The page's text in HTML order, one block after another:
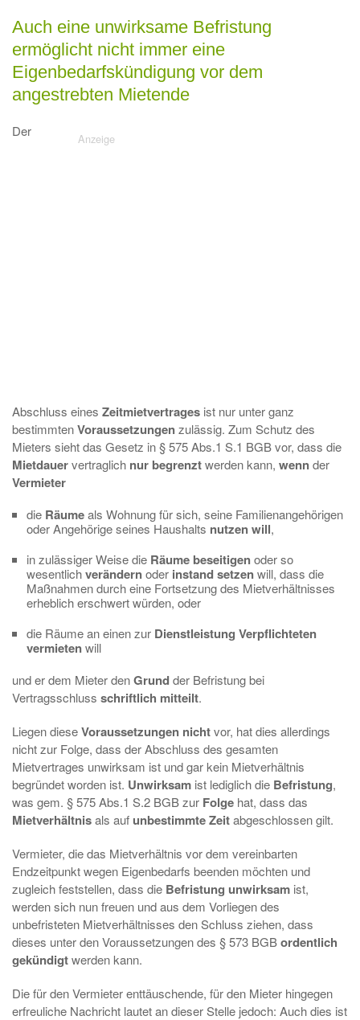
Auch eine unwirksame Befristung
ermöglicht nicht immer eine
Eigenbedarfskündigung vor dem
angestrebten Mietende
Der
Abschluss eines Zeitmietvertrages ist nur unter ganz
bestimmtenVoraussetzungenzulässig. Zum Schutz des
Mieters sieht das Gesetz in § 575 Abs.1 S.1 BGB vor, dass die
Mietdauervertraglich nur begrenztwerden kann, wennder
Vermieter
die Räumeals Wohnung für sich, seine Familienangehörigen
oder Angehörige seines Haushalts nutzenwill,
in zulässiger Weise die Räume beseitigenoder so
wesentlichverändernoder instandsetzenwill, dass die
Maßnahmen durch eine Fortsetzung des Mietverhältnisses
erheblich erschwert würden, oder
die Räume an einen zur Dienstleistung Verpflichteten
vermietenwill
und er dem Mieter denGrundder Befristung bei
Vertragsschluss schriftlich mitteilt.
Liegen dieseVoraussetzungen nichtvor, hat dies allerdings
nicht zur Folge, dass der Abschluss des gesamten
Mietvertrages unwirksam ist und gar kein Mietverhältnis
begründet worden ist. Unwirksam ist lediglich die Befristung,
was gem. § 575 Abs.1 S.2 BGB zur Folge hat, dass das
Mietverhältnisals auf unbestimmte Zeitabgeschlossen gilt.
Vermieter, die das Mietverhältnis vor dem vereinbarten
Endzeitpunkt wegen Eigenbedarfs beenden möchten und
zugleich feststellen, dass die Befristung unwirksam ist,
werden sich nun freuen und aus dem Vorliegen des
unbefristeten Mietverhältnisses den Schluss ziehen, dass
dieses unter den Voraussetzungen des § 573 BGBordentlich
gekündigtwerden kann.
Die für den Vermieter enttäuschende, für den Mieter hingegen
erfreuliche Nachricht lautet an dieser Stelle jedoch: Auch dies ist